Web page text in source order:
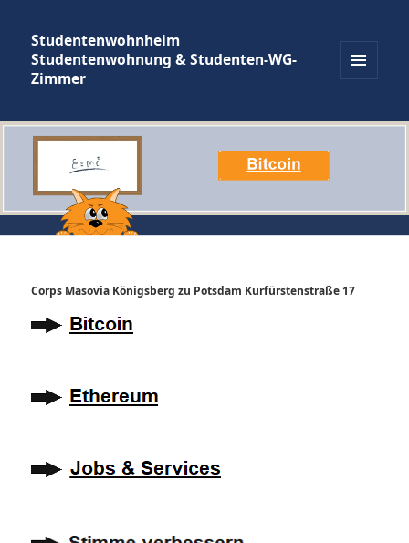
Studentenwohnheim
Studentenwohnung & Studenten-WG-
Zimmer
Corps Masovia Königsberg zu Potsdam Kurfürstenstraße 17